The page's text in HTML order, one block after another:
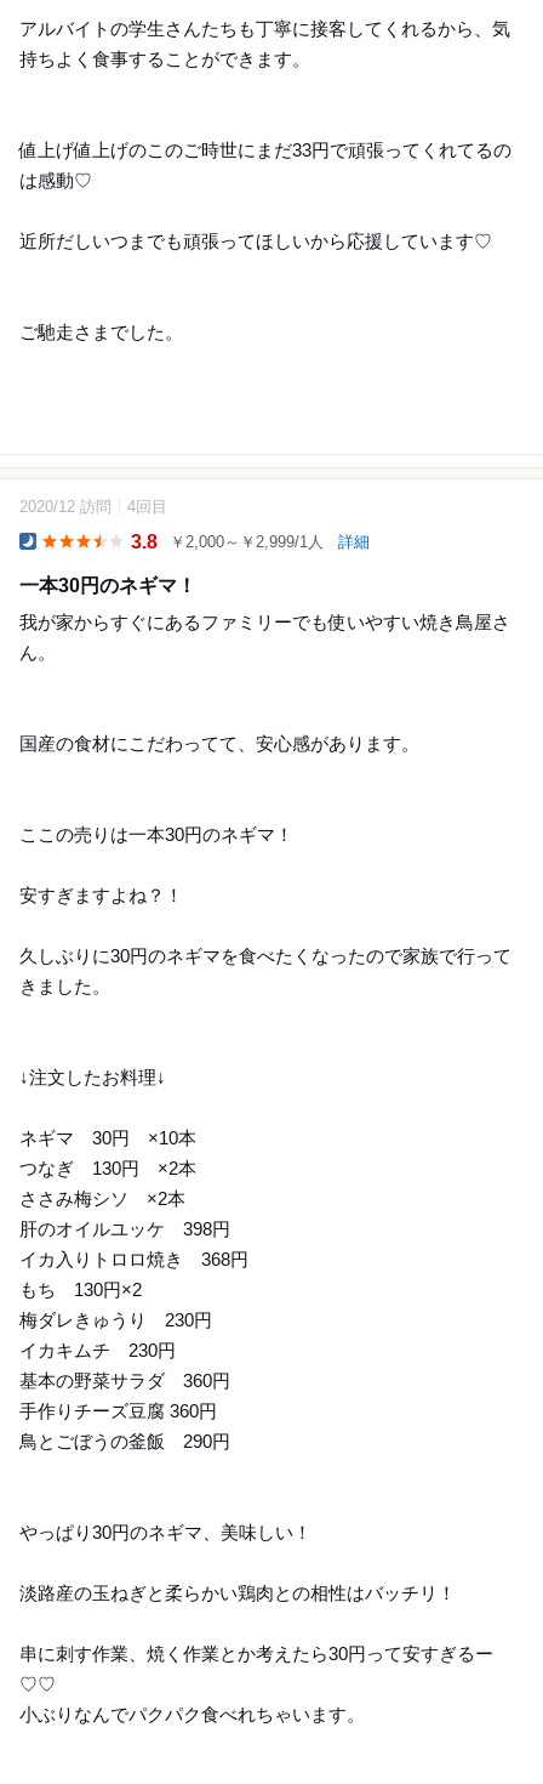
アルバイトの学生さんたちも丁寧に接客してくれるから、気
持ちよく食事することができます。
値上げ値上げのこのご時世にまだ33円で頑張ってくれてるの
は感動♡
近所だしいつまでも頑張ってほしいから応援しています♡
ご馳走さまでした。
17
2020/12 訪問 4回目
3.8 ￥2,000～￥2,999/1人 詳細
一本30円のネギマ！
我が家からすぐにあるファミリーでも使いやすい焼き鳥屋さ
ん。
国産の食材にこだわってて、安心感があります。
ここの売りは一本30円のネギマ！
安すぎますよね？！
久しぶりに30円のネギマを食べたくなったので家族で行って
きました。
↓注文したお料理↓
ネギマ 30円 ×10本
つなぎ 130円 ×2本
ささみ梅シソ ×2本
肝のオイルユッケ 398円
イカ入りトロロ焼き 368円
もち 130円×2
梅ダレきゅうり 230円
イカキムチ 230円
基本の野菜サラダ 360円
手作りチーズ豆腐 360円
鳥とごぼうの釜飯 290円
やっぱり30円のネギマ、美味しい！
淡路産の玉ねぎと柔らかい鶏肉との相性はバッチリ！
串に刺す作業、焼く作業とか考えたら30円って安すぎるー
♡♡
小ぶりなんでパクパク食べれちゃいます。